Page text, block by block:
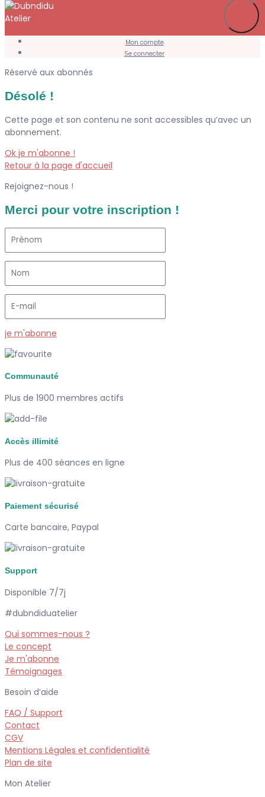
Mon compte
Se connecter
Réservé aux abonnés
Désolé !
Cette page et son contenu ne sont accessibles qu’avec un
abonnement.
Ok je m'abonne !
Retour à la page d'accueil
Rejoignez-nous !
Merci pour votre inscription !
je m'abonne
Communauté
Plus de 1900 membres actifs
Accès illimité
Plus de 400 séances en ligne
Paiement sécurisé
Carte bancaire, Paypal
Support
Disponible 7/7j
#dubndiduatelier
Qui sommes-nous ?
Le concept
Je m'abonne
Témoignages
Besoin d’aide
FAQ / Support
Contact
CGV
Mentions Légales et confidentialité
Plan de site
Mon Atelier